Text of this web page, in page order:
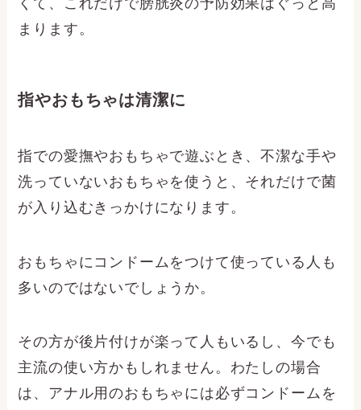
くて、これだけで膀胱炎の予防効果はぐっと高
まります。
指やおもちゃは清潔に
指での愛撫やおもちゃで遊ぶとき、不潔な手や
洗っていないおもちゃを使うと、それだけで菌
が入り込むきっかけになります。
おもちゃにコンドームをつけて使っている人も
多いのではないでしょうか。
その方が後片付けが楽って人もいるし、今でも
主流の使い方かもしれません。わたしの場合
は、アナル用のおもちゃには必ずコンドームを